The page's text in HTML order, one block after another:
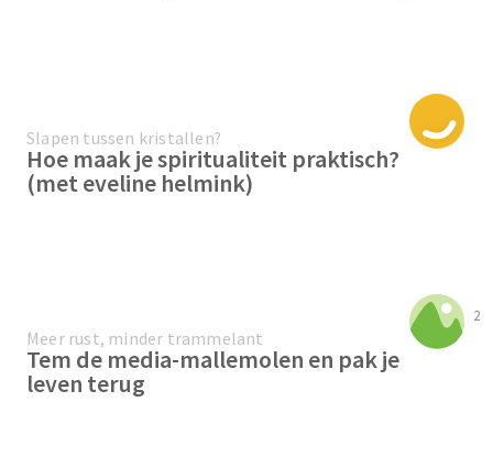
Slapen tussen kristallen?
Hoe maak je spiritualiteit praktisch?
(met eveline helmink)
2
Meer rust, minder trammelant
Tem de media-mallemolen en pak je
leven terug